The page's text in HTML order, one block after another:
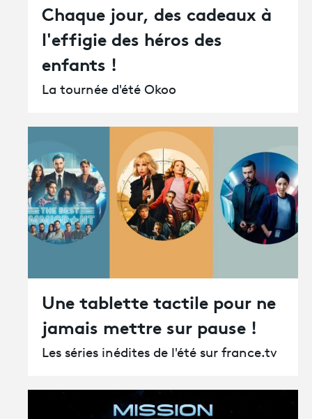
Chaque jour, des cadeaux à
l'effigie des héros des
enfants !
La tournée d'été Okoo
Une tablette tactile pour ne
jamais mettre sur pause !
Les séries inédites de l'été sur france.tv